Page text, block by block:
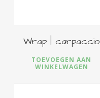
Wrap | carpaccio
TOEVOEGEN AAN
WINKELWAGEN